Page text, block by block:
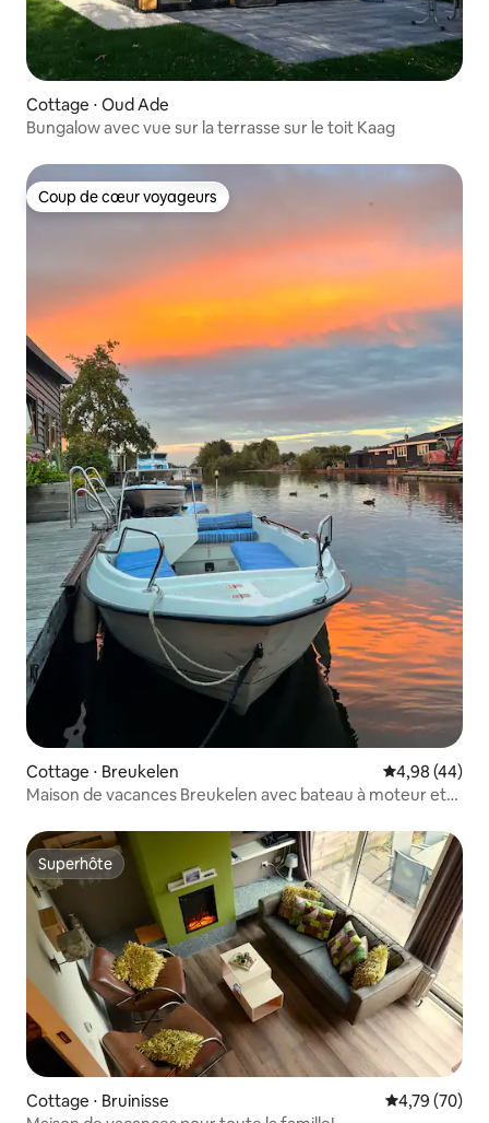
Cottage ⋅ Oud Ade
Bungalow avec vue sur la terrasse sur le toit Kaag
Coup de cœur voyageurs
Coup de cœur voyageurs
Cottage ⋅ Breukelen Évaluation
4,98 (44)
Maison de vacances Breukelen avec bateau à moteur et
Superhôte
Superhôte
Cottage ⋅ Bruinisse Évaluation
4,79 (70)